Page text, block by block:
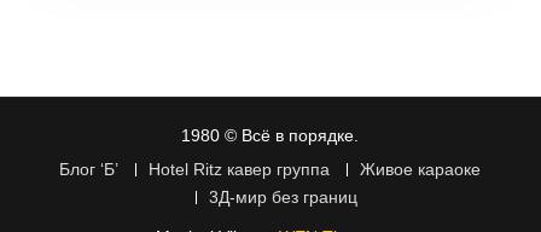
1980 © Всё в порядке.
Блог ‘Б’
Hotel Ritz кавер группа
Живое караоке
3Д-мир без границ